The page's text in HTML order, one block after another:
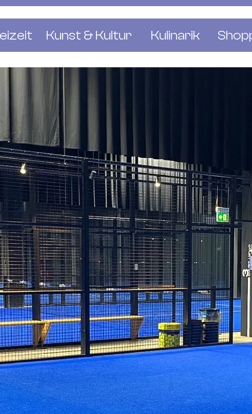
& Konzerte
Club & Party
Familie & Kinder
& Film
& Parks
Kunst & Kultur
Museen
Theater
Galerien & Ausstellungen
Literatur & Bücher
Kulinarik
Restaurants
Bäckereien &